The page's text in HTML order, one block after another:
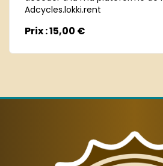
Adcycles.lokki.rent
Prix : 15,00 €